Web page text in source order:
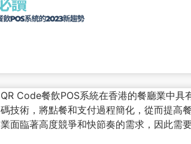
QR Code餐飲POS系統在香港的餐廳業中具
碼技術，將點餐和支付過程簡化，從而提高
業面臨著高度競爭和快節奏的需求，因此需